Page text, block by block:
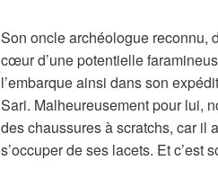
Son oncle archéologue reconnu,
cœur d’une potentielle
l’embarque ainsi dans son
Sari. Malheureusement pour lui,
des chaussures à scratchs, car il
s’occuper de ses lacets. Et c’est